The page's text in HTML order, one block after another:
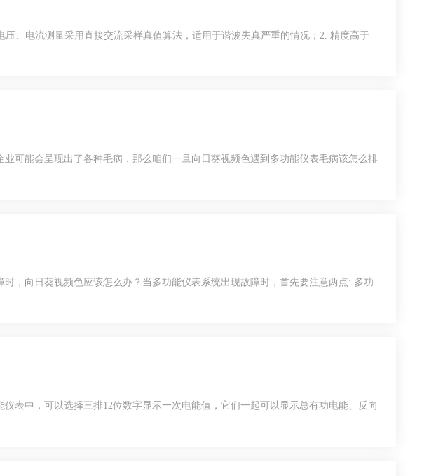
、电流测量采用直接交流采样真值算法，适用于谐波失真严重的情况；2. 精度高于
能会呈现出了各种毛病，那么咱们一旦向日葵视频色遇到多功能仪表毛病该怎么排
向日葵视频色应该怎么办？当多功能仪表系统出现故障时，首先要注意两点: 多功
中，可以选择三排12位数字显示一次电能值，它们一起可以显示总有功电能、反向